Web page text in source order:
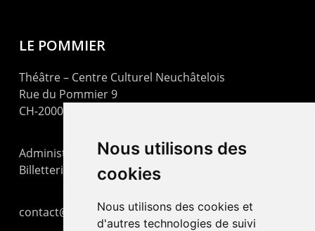
Nous utilisons des
cookies
Nous utilisons des cookies et
d'autres technologies de suivi
LE POMMIER
Théâtre – Centre Culturel Neuchâtelois
Rue du Pommier 9
CH-2000 Neuchâtel
Administration : +41 32 725 03 03
Billetterie : +41 32 725 05 05
contact@lepommier.ch